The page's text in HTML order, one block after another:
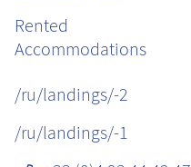
Rented
Accommodations
/ru/landings/-2
/ru/landings/-1